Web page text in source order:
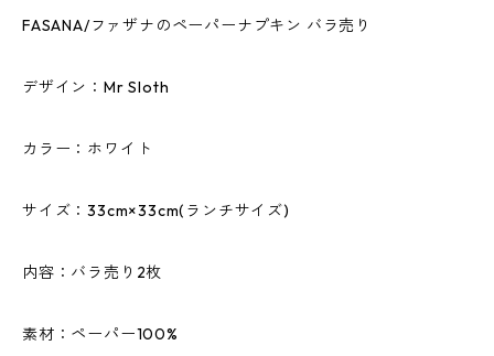
FASANA/ファザナのペーパーナプキン バラ売り
デザイン：Mr Sloth
カラー：ホワイト
サイズ：33cm×33cm(ランチサイズ)
内容：バラ売り2枚
素材：ペーパー100%